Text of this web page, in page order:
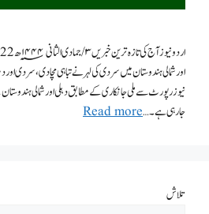
اور شمالی ہندوستان میں سردی کی لہر نے تباہی مچا دی، سردی
نیوز رپورٹ سے ملی جانکاری کے مطابق دہلی اور شمالی
جارہی ہے۔ …Read more
تلاش